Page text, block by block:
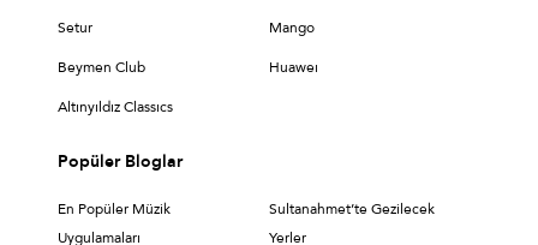
Setur Mango
Beymen Club Huaweı
Altınyıldız Classıcs
Popüler Bloglar
En Popüler Müzik
Uygulamaları
Sultanahmet’te Gezilecek
Yerler